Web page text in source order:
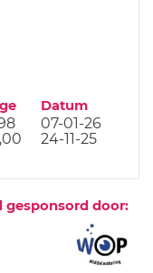
Datum
07-01-26
24-11-25
gesponsord door: